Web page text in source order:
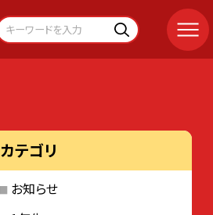
カテゴリ
お知らせ